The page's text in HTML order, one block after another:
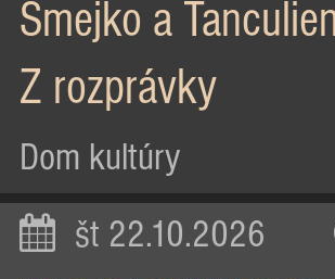
Smejko a
Z rozprávky
Dom kultúry
št 22.10.2026